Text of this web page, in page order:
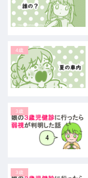
4歳
3歳
3歳